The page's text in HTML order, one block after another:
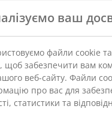
см, вис. 100 см
ваш
файли cookie та
щоб забезпечити вам
веб-сайту. Файли
про вас для
статистики та